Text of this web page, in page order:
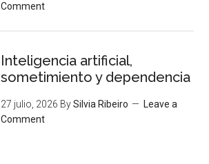
Comment
Inteligencia artificial,
sometimiento y dependencia
27 julio, 2026 BySilvia Ribeiro
Leave a
Comment